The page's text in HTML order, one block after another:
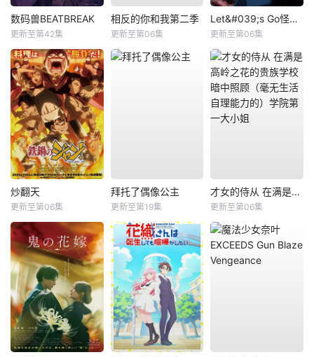
数码兽BEATBREAK
更新至第42集
相反的你和我第二季
更新至第06集
Let&#039;s Go怪奇组
更新至第06集
炒翻天
更新至第06集
拜托了偶像公主
更新至第19集
才女的侍从 在满是高岭之花的贵族学校暗中照顾（毫无生活自理能力的）学院第一大小姐
更新至第06集